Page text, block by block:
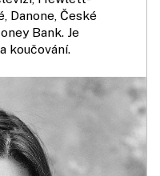
Danone, České
Bank. Je
koučování.